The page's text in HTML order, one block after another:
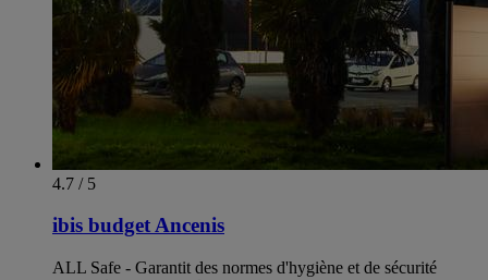
4.7 / 5
ibis budget Ancenis
ALL Safe - Garantit des normes d'hygiène et de sécurité